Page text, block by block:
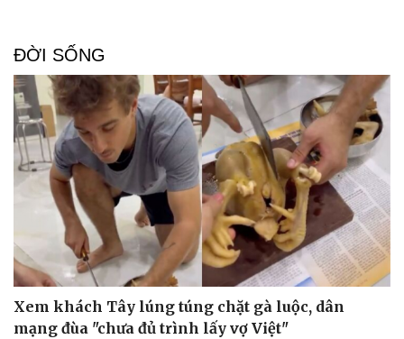
ĐỜI SỐNG
Xem khách Tây lúng túng chặt gà luộc, dân
mạng đùa "chưa đủ trình lấy vợ Việt"